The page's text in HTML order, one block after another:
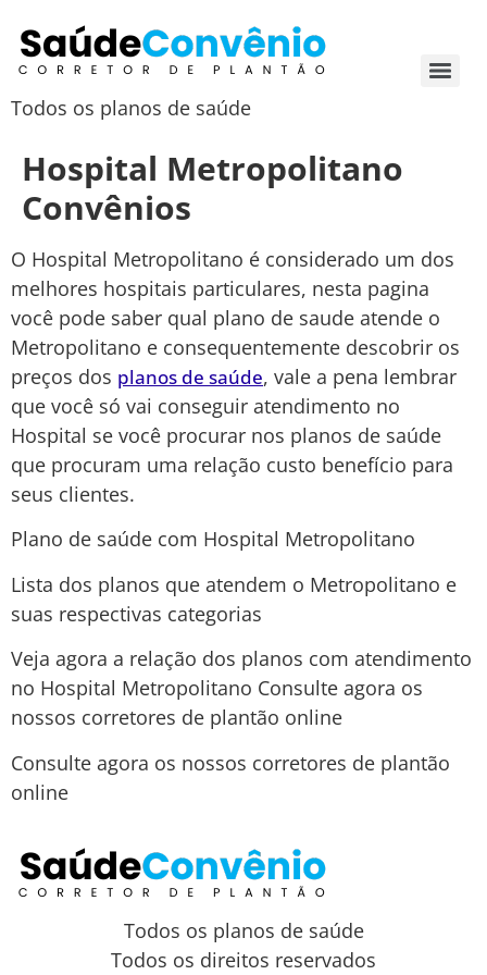
Todos os planos de saúde
Hospital Metropolitano
Convênios
O Hospital Metropolitano é considerado um dos
melhores hospitais particulares, nesta pagina
você pode saber qual plano de saude atende o
Metropolitano e consequentemente descobrir os
preços dos planos de saúde, vale a pena lembrar
que você só vai conseguir atendimento no
Hospital se você procurar nos planos de saúde
que procuram uma relação custo benefício para
seus clientes.
Plano de saúde com Hospital Metropolitano
Lista dos planos que atendem o Metropolitano e
suas respectivas categorias
Veja agora a relação dos planos com atendimento
no Hospital Metropolitano Consulte agora os
nossos corretores de plantão online
Consulte agora os nossos corretores de plantão
online
Todos os planos de saúde
Todos os direitos reservados